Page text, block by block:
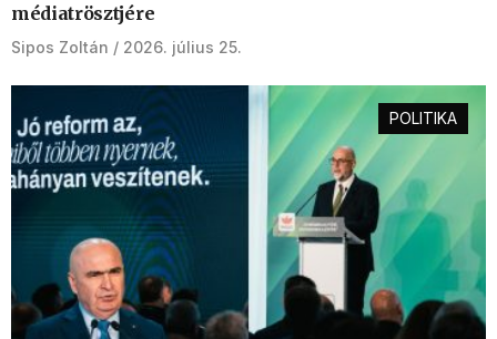
médiatrösztjére
Sipos Zoltán 2026. július 25.
POLITIKA